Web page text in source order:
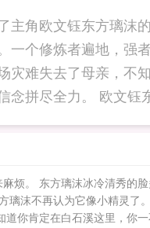
主角欧文钰东方璃沫
一个修炼者遍地，强
灾难失去了母亲，不
落。生而不幸，却要和命运抗争到底。一路
烦。 东方璃沫冰冷清秀的
沫不再认为它像小精灵了
你肯定在白石溪这里，你